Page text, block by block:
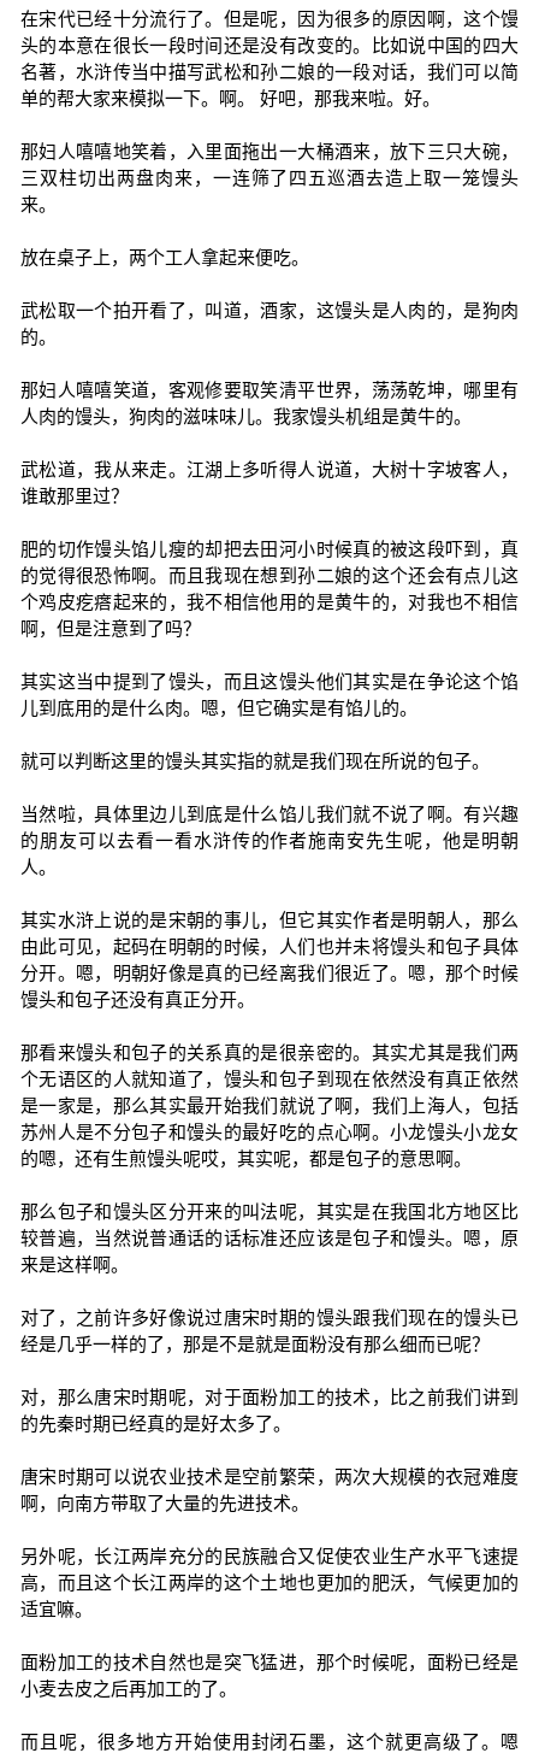
在宋代已经十分流行了。但是呢，因为很多的原因啊，这个馒
头的本意在很长一段时间还是没有改变的。比如说中国的四大
名著，水浒传当中描写武松和孙二娘的一段对话，我们可以简
单的帮大家来模拟一下。啊。 好吧，那我来啦。好。
那妇人嘻嘻地笑着，入里面拖出一大桶酒来，放下三只大碗，
三双柱切出两盘肉来，一连筛了四五巡酒去造上取一笼馒头
来。
放在桌子上，两个工人拿起来便吃。
武松取一个拍开看了，叫道，酒家，这馒头是人肉的，是狗肉
的。
那妇人嘻嘻笑道，客观修要取笑清平世界，荡荡乾坤，哪里有
人肉的馒头，狗肉的滋味味儿。我家馒头机组是黄牛的。
武松道，我从来走。江湖上多听得人说道，大树十字坡客人，
谁敢那里过？
肥的切作馒头馅儿瘦的却把去田河小时候真的被这段吓到，真
的觉得很恐怖啊。而且我现在想到孙二娘的这个还会有点儿这
个鸡皮疙瘩起来的，我不相信他用的是黄牛的，对我也不相信
啊，但是注意到了吗？
其实这当中提到了馒头，而且这馒头他们其实是在争论这个馅
儿到底用的是什么肉。嗯，但它确实是有馅儿的。
就可以判断这里的馒头其实指的就是我们现在所说的包子。
当然啦，具体里边儿到底是什么馅儿我们就不说了啊。有兴趣
的朋友可以去看一看水浒传的作者施南安先生呢，他是明朝
人。
其实水浒上说的是宋朝的事儿，但它其实作者是明朝人，那么
由此可见，起码在明朝的时候，人们也并未将馒头和包子具体
分开。嗯，明朝好像是真的已经离我们很近了。嗯，那个时候
馒头和包子还没有真正分开。
那看来馒头和包子的关系真的是很亲密的。其实尤其是我们两
个无语区的人就知道了，馒头和包子到现在依然没有真正依然
是一家是，那么其实最开始我们就说了啊，我们上海人，包括
苏州人是不分包子和馒头的最好吃的点心啊。小龙馒头小龙女
的嗯，还有生煎馒头呢哎，其实呢，都是包子的意思啊。
那么包子和馒头区分开来的叫法呢，其实是在我国北方地区比
较普遍，当然说普通话的话标准还应该是包子和馒头。嗯，原
来是这样啊。
对了，之前许多好像说过唐宋时期的馒头跟我们现在的馒头已
经是几乎一样的了，那是不是就是面粉没有那么细而已呢？
对，那么唐宋时期呢，对于面粉加工的技术，比之前我们讲到
的先秦时期已经真的是好太多了。
唐宋时期可以说农业技术是空前繁荣，两次大规模的衣冠难度
啊，向南方带取了大量的先进技术。
另外呢，长江两岸充分的民族融合又促使农业生产水平飞速提
高，而且这个长江两岸的这个土地也更加的肥沃，气候更加的
适宜嘛。
面粉加工的技术自然也是突飞猛进，那个时候呢，面粉已经是
小麦去皮之后再加工的了。
而且呢，很多地方开始使用封闭石墨，这个就更高级了。嗯